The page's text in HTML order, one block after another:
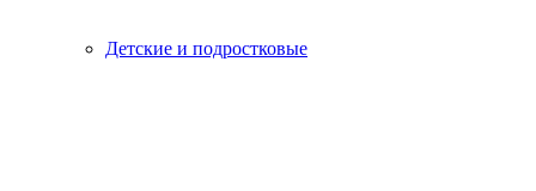
Детские и подростковые